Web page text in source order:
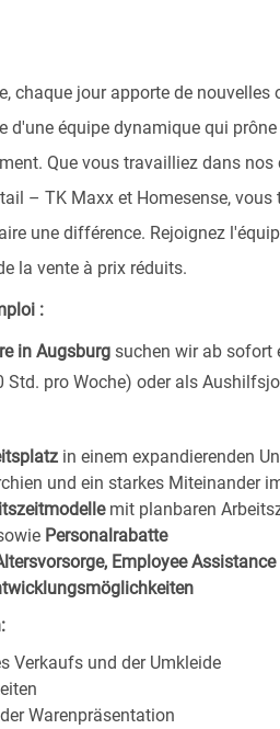
chaque jour apporte de
d'une équipe dynamique qui
Que vous travailliez dans
– TK Maxx et Homesense,
une différence. Rejoignez
la vente à prix réduits.
:
in Augsburg suchen wir ab sofort
Std. pro Woche) oder als
in einem expandierenden
und ein starkes Miteinander
mit planbaren
Personalrabatte
Employee
Verkaufs und der Umkleide
Warenpräsentation